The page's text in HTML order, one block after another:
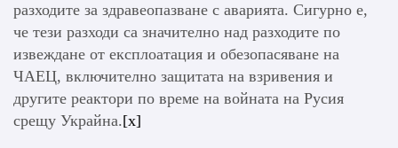
разходите за здравеопазване с аварията. Сигурно е,
че тези разходи са значително над разходите по
извеждане от експлоатация и обезопасяване на
ЧАЕЦ, включително защитата на взривения и
другите реактори по време на войната на Русия
срещу Украйна.[x]